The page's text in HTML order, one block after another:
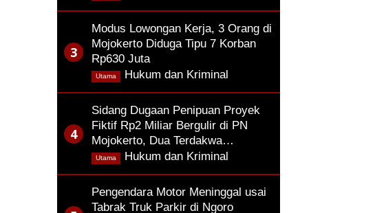
Modus Lowongan Kerja, 3 Orang di
Mojokerto Diduga Tipu 7 Korban
Rp630 Juta
Hukum dan Kriminal
Utama
Sidang Dugaan Penipuan Proyek
Fiktif Rp2 Miliar Bergulir di PN
Mojokerto, Dua Terdakwa…
Hukum dan Kriminal
Utama
Pengendara Motor Meninggal usai
Tabrak Truk Parkir di Ngoro